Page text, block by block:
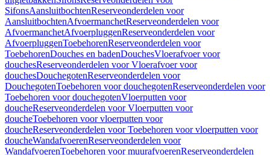
SifonsAansluitbochtenReserveonderdelen voor
AansluitbochtenAfvoermanchetReserveonderdelen voor
AfvoermanchetAfvoerpluggenReserveonderdelen voor
AfvoerpluggenToebehorenReserveonderdelen voor
ToebehorenDouches en badenDouchesVloerafvoer voor
douchesReserveonderdelen voor Vloerafvoer voor
douchesDouchegotenReserveonderdelen voor
DouchegotenToebehoren voor douchegotenReserveonderdelen voor
Toebehoren voor douchegotenVloerputten voor
doucheReserveonderdelen voor Vloerputten voor
doucheToebehoren voor vloerputten voor
doucheReserveonderdelen voor Toebehoren voor vloerputten voor
doucheWandafvoerenReserveonderdelen voor
WandafvoerenToebehoren voor muurafvoerenReserveonderdelen